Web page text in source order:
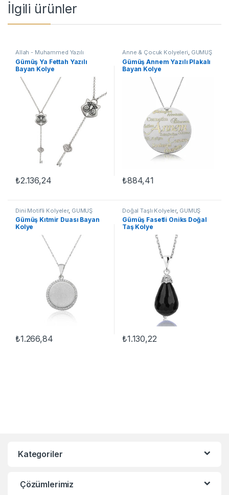
İlgili ürünler
Allah - Muhammed Yazılı
Kolyeler ,Dini Motifli Kolyeler
GÜMÜŞ TAKI,Kadın Kolyeleri
Kolye
Gümüş Ya Fettah Yazılı
Bayan Kolye
₺2.136,24
Anne & Çocuk Kolyeleri, GÜMÜŞ
TAKI Kadın Kolyeleri Kolye
Gümüş Annem Yazılı Plakalı
Bayan Kolye
₺884,41
Dini Motifli Kolyeler, GÜMÜŞ
TAKI Kadın Kolyeleri Kıtmir
Duası Kolyeler,Kolye
Gümüş Kıtmir Duası Bayan
Kolye
₺1.266,84
Doğal Taşlı Kolyeler, GÜMÜŞ
TAKI Kadın Kolyeleri, Kolye,
Taşlı Kolyeler
Gümüş Fasetli Oniks Doğal
Taş Kolye
₺1.130,22
Kategoriler
Çözümlerimiz